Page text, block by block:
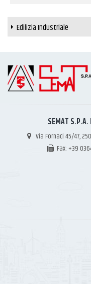
Edilizia Industriale
SEMAT
Via Fornaci 45/47,
Fax: +39